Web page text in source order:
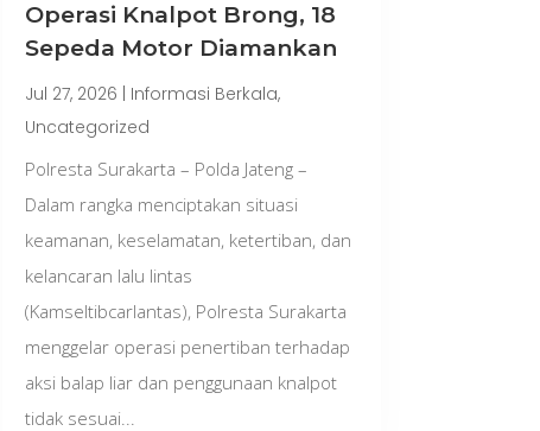
Operasi Knalpot Brong, 18
Sepeda Motor Diamankan
Jul 27, 2026 | Informasi Berkala,
Uncategorized
Polresta Surakarta – Polda Jateng –
Dalam rangka menciptakan situasi
keamanan, keselamatan, ketertiban, dan
kelancaran lalu lintas
(Kamseltibcarlantas), Polresta Surakarta
menggelar operasi penertiban terhadap
aksi balap liar dan penggunaan knalpot
tidak sesuai...